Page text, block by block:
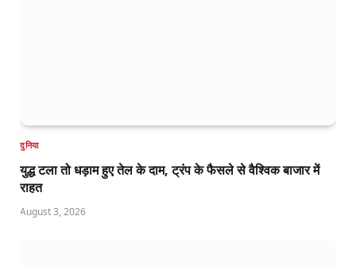
दुनिया
युद्ध टला तो धड़ाम हुए तेल के दाम, ट्रंप के फैसले से वैश्विक बाजार में
राहत
August 3, 2026